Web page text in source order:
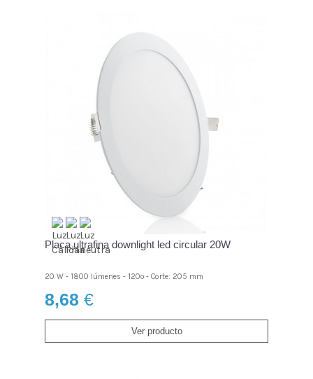
Placa ultrafina downlight led circular 20W
20 W - 1800 lúmenes - 120º - Corte: 205 mm
8,68 €
Ver producto